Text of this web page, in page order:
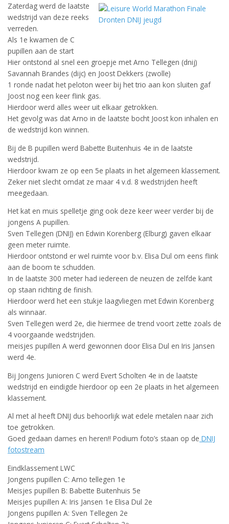
Zaterdag werd de laatste
wedstrijd van deze reeks
verreden.
Als 1e kwamen de C
pupillen aan de start
Hier ontstond al snel een groepje met Arno Tellegen (dnij)
Savannah Brandes (dijc) en Joost Dekkers (zwolle)
1 ronde nadat het peloton weer bij het trio aan kon sluiten gaf
Joost nog een keer flink gas.
Hierdoor werd alles weer uit elkaar getrokken.
Het gevolg was dat Arno in de laatste bocht Joost kon inhalen en
de wedstrijd kon winnen.
Bij de B pupillen werd Babette Buitenhuis 4e in de laatste
wedstrijd.
Hierdoor kwam ze op een 5e plaats in het algemeen klassement.
Zeker niet slecht omdat ze maar 4 v.d. 8 wedstrijden heeft
meegedaan.
Het kat en muis spelletje ging ook deze keer weer verder bij de
jongens A pupillen.
Sven Tellegen (DNIJ) en Edwin Korenberg (Elburg) gaven elkaar
geen meter ruimte.
Hierdoor ontstond er wel ruimte voor b.v. Elisa Dul om eens flink
aan de boom te schudden.
In de laatste 300 meter had iedereen de neuzen de zelfde kant
op staan richting de finish.
Hierdoor werd het een stukje laagvliegen met Edwin Korenberg
als winnaar.
Sven Tellegen werd 2e, die hiermee de trend voort zette zoals de
4 voorgaande wedstrijden.
meisjes pupillen A werd gewonnen door Elisa Dul en Iris Jansen
werd 4e.
Bij Jongens Junioren C werd Evert Scholten 4e in de laatste
wedstrijd en eindigde hierdoor op een 2e plaats in het algemeen
klassement.
Al met al heeft DNIJ dus behoorlijk wat edele metalen naar zich
toe getrokken.
Goed gedaan dames en heren!! Podium foto’s staan op de DNIJ
fotostream
Eindklassement LWC
Jongens pupillen C: Arno tellegen 1e
Meisjes pupillen B: Babette Buitenhuis 5e
Meisjes pupillen A: Iris Jansen 1e Elisa Dul 2e
Jongens pupillen A: Sven Tellegen 2e